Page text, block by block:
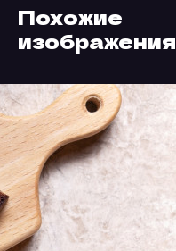
Похожие
изображения